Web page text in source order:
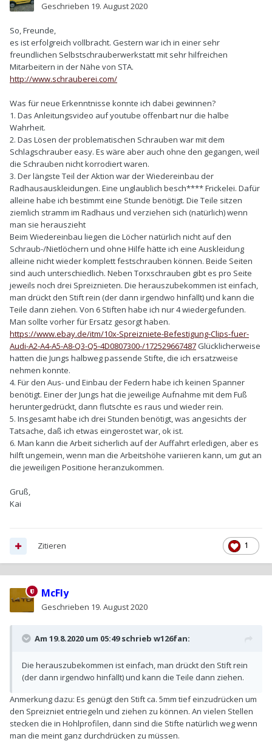
Geschrieben 19. August 2020
So, Freunde,
es ist erfolgreich vollbracht. Gestern war ich in einer sehr
freundlichen Selbstschrauberwerkstatt mit sehr hilfreichen
Mitarbeitern in der Nähe von STA.
http://www.schrauberei.com/
Was für neue Erkenntnisse konnte ich dabei gewinnen?
1. Das Anleitungsvideo auf youtube offenbart nur die halbe
Wahrheit.
2. Das Lösen der problematischen Schrauben war mit dem
Schlagschrauber easy. Es wäre aber auch ohne den gegangen, weil
die Schrauben nicht korrodiert waren.
3. Der längste Teil der Aktion war der Wiedereinbau der
Radhausauskleidungen. Eine unglaublich besch**** Frickelei. Dafür
alleine habe ich bestimmt eine Stunde benötigt. Die Teile sitzen
ziemlich stramm im Radhaus und verziehen sich (natürlich) wenn
man sie herauszieht
Beim Wiedereinbau liegen die Löcher natürlich nicht auf den
Schraub-/Nietlöchern und ohne Hilfe hätte ich eine Auskleidung
alleine nicht wieder komplett festschrauben können. Beide Seiten
sind auch unterschiedlich. Neben Torxschrauben gibt es pro Seite
jeweils noch drei Spreiznieten. Die herauszubekommen ist einfach,
man drückt den Stift rein (der dann irgendwo hinfällt) und kann die
Teile dann ziehen. Von 6 Stiften habe ich nur 4 wiedergefunden.
Man sollte vorher für Ersatz gesorgt haben.
https://www.ebay.de/itm/10x-Spreizniete-Befestigung-Clips-fuer-
Audi-A2-A4-A5-A8-Q3-Q5-4D0807300-/172529667487 Glücklicherweise
hatten die Jungs halbweg passende Stifte, die ich ersatzweise
nehmen konnte.
4. Für den Aus- und Einbau der Federn habe ich keinen Spanner
benötigt. Einer der Jungs hat die jeweilige Aufnahme mit dem Fuß
heruntergedrückt, dann flutschte es raus und wieder rein.
5. Insgesamt habe ich drei Stunden benötigt, was angesichts der
Tatsache, daß ich etwas eingerostet war, ok ist.
6. Man kann die Arbeit sicherlich auf der Auffahrt erledigen, aber es
hilft ungemein, wenn man die Arbeitshöhe variieren kann, um gut an
die jeweiligen Positione heranzukommen.
Gruß,
Kai
1
Zitieren
McFly
Geschrieben 19. August 2020
Am 19.8.2020 um 05:49 schrieb w126fan:
Die herauszubekommen ist einfach, man drückt den Stift rein
(der dann irgendwo hinfällt) und kann die Teile dann ziehen.
Anmerkung dazu: Es genügt den Stift ca. 5mm tief einzudrücken um
den Spreizniet entriegeln und ziehen zu können. An vielen Stellen
stecken die in Hohlprofilen, dann sind die Stifte natürlich weg wenn
man die meint ganz durchdrücken zu müssen.